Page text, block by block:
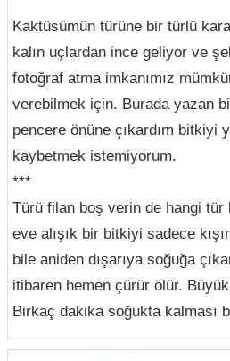
Kaktüsümün türüne bir türlü
kalın uçlardan ince geliyor ve
fotoğraf atma imkanımız
verebilmek için. Burada yazan
pencere önüne çıkardım bitkiyi
kaybetmek istemiyorum.
***
Türü filan boş verin de hangi tür
eve alışık bir bitkiyi sadece
bile aniden dışarıya soğuğa
itibaren hemen çürür ölür. Büyük
Birkaç dakika soğukta kalması